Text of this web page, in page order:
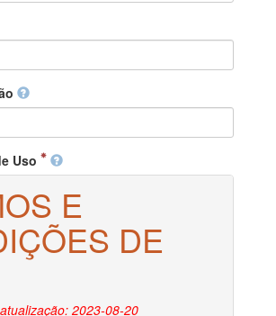
Uso
E
DE
2023-08-20